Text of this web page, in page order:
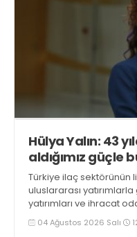
Hülya Yalın: 43
aldığımız güçle
Türkiye ilaç sektörünün
uluslararası
yatırımları ve ihracat
ilaç pazarındaki
2035 vizyonu
04 Ağustos 2026 Salı